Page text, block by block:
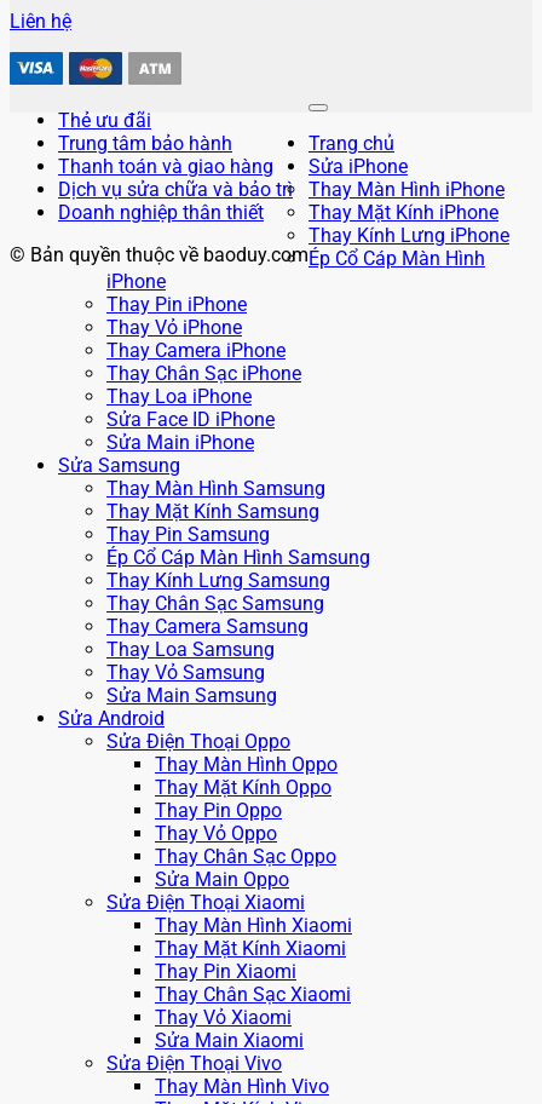
Liên hệ
Thẻ ưu đãi
Trung tâm bảo hành
Thanh toán và giao hàng
Dịch vụ sửa chữa và bảo trì
Doanh nghiệp thân thiết
© Bản quyền thuộc về baoduy.com
Trang chủ
Sửa iPhone
Thay Màn Hình iPhone
Thay Mặt Kính iPhone
Thay Kính Lưng iPhone
Ép Cổ Cáp Màn Hình
iPhone
Thay Pin iPhone
Thay Vỏ iPhone
Thay Camera iPhone
Thay Chân Sạc iPhone
Thay Loa iPhone
Sửa Face ID iPhone
Sửa Main iPhone
Sửa Samsung
Thay Màn Hình Samsung
Thay Mặt Kính Samsung
Thay Pin Samsung
Ép Cổ Cáp Màn Hình Samsung
Thay Kính Lưng Samsung
Thay Chân Sạc Samsung
Thay Camera Samsung
Thay Loa Samsung
Thay Vỏ Samsung
Sửa Main Samsung
Sửa Android
Sửa Điện Thoại Oppo
Thay Màn Hình Oppo
Thay Mặt Kính Oppo
Thay Pin Oppo
Thay Vỏ Oppo
Thay Chân Sạc Oppo
Sửa Main Oppo
Sửa Điện Thoại Xiaomi
Thay Màn Hình Xiaomi
Thay Mặt Kính Xiaomi
Thay Pin Xiaomi
Thay Chân Sạc Xiaomi
Thay Vỏ Xiaomi
Sửa Main Xiaomi
Sửa Điện Thoại Vivo
Thay Màn Hình Vivo